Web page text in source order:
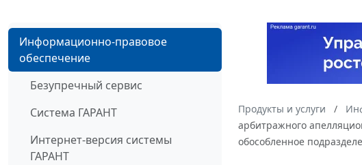
Информационно-правовое
обеспечение
Безупречный сервис
Система ГАРАНТ
Интернет-версия системы
ГАРАНТ
Продукты и услуги
арбитражного
обособленное